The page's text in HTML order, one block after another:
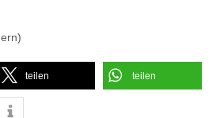
teilen teilen